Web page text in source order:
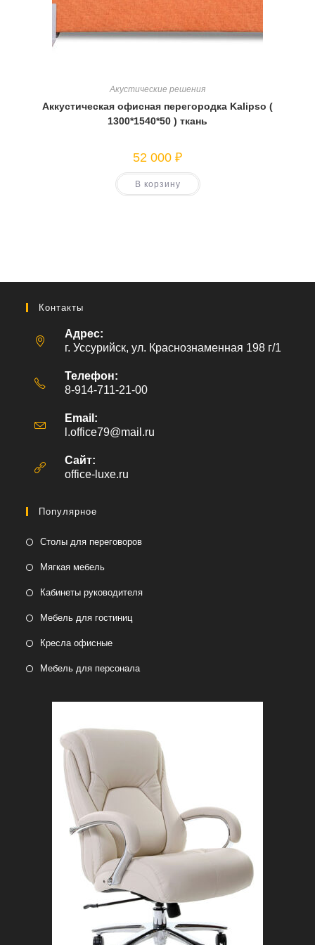
Акустические решения
Аккустическая офисная перегородка Kalipso (
1300*1540*50 ) ткань
52 000 ₽
В корзину
Контакты
Адрес:
г. Уссурийск, ул. Краснознаменная 198 г/1
Телефон:
8-914-711-21-00
Email:
l.office79@mail.ru
Сайт:
office-luxe.ru
Популярное
Столы для переговоров
Мягкая мебель
Кабинеты руководителя
Мебель для гостиниц
Кресла офисные
Мебель для персонала